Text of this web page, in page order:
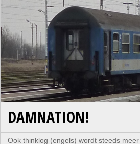
DAMNATION!
Ook thinklog (engels) wordt steeds meer